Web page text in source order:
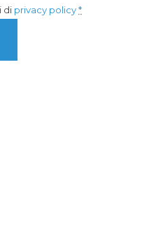
di privacy policy *